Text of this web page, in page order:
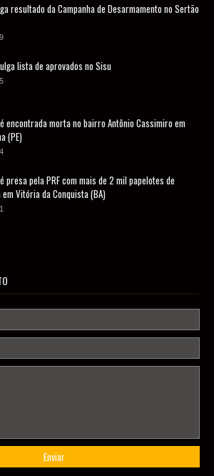
resultado da Campanha de Desarmamento no Sertão
lista de aprovados no Sisu
encontrada morta no bairro Antônio Cassimiro em
(PE)
presa pela PRF com mais de 2 mil papelotes de
Vitória da Conquista (BA)